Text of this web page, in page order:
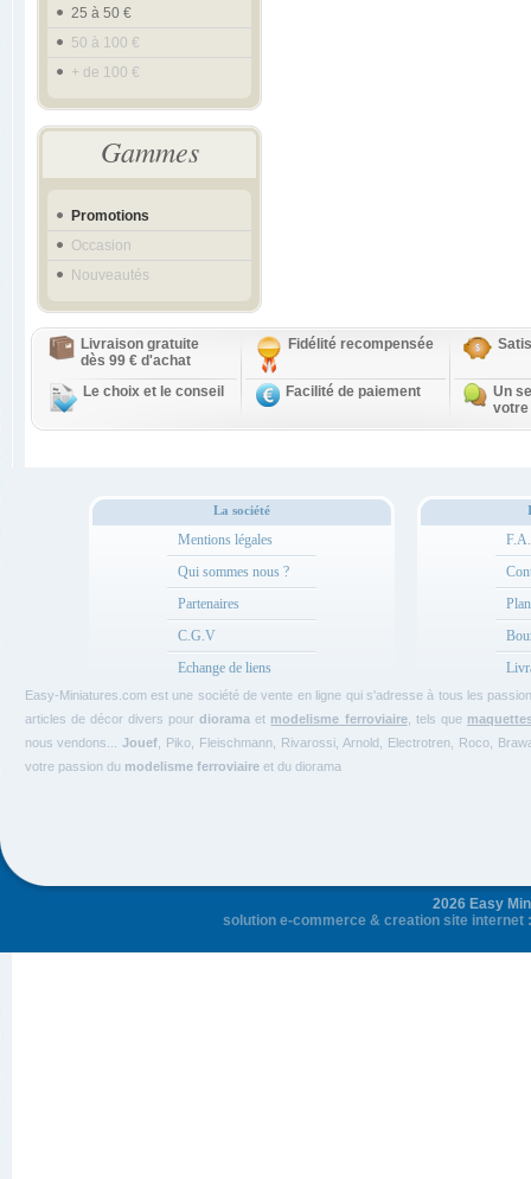
25 à 50 €
50 à 100 €
+ de 100 €
Gammes
Promotions
Occasion
Nouveautés
Livraison gratuite
dès 99 € d'achat
Fidélité recompensée
Le choix et le conseil Facilité de paiement
Un
votre
La société
Mentions légales
Qui sommes nous ?
Partenaires
C.G.V
Echange de liens
Easy-Miniatures.com est une société de vente en ligne qui s'adresse à tous les
articles de décor divers pourdiorama et modelisme ferroviaire, tels que
nous vendons...Jouef , Piko, Fleischmann, Rivarossi, Arnold, Electrotren, Roco,
votre passion du modelisme ferroviaireet du diorama
2026 Easy
solution e-commerce & creation site internet